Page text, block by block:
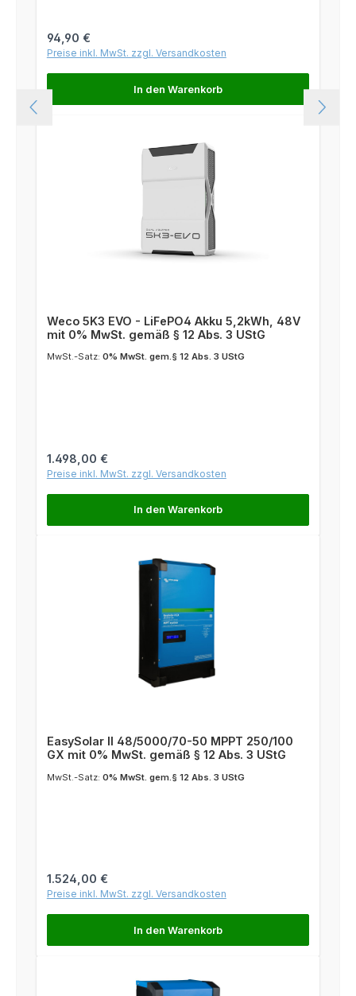
Regulärer Preis:
94,90 €
Preise inkl. MwSt. zzgl. Versandkosten
In den Warenkorb
Weco 5K3 EVO - LiFePO4 Akku 5,2kWh, 48V
mit 0% MwSt. gemäß § 12 Abs. 3 UStG
MwSt.-Satz: 0% MwSt. gem.§ 12 Abs. 3 UStG
Regulärer Preis:
1.498,00 €
Preise inkl. MwSt. zzgl. Versandkosten
In den Warenkorb
EasySolar II 48/5000/70-50 MPPT 250/100
GX mit 0% MwSt. gemäß § 12 Abs. 3 UStG
MwSt.-Satz: 0% MwSt. gem.§ 12 Abs. 3 UStG
Regulärer Preis:
1.524,00 €
Preise inkl. MwSt. zzgl. Versandkosten
In den Warenkorb